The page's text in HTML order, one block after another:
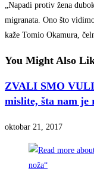
„Napadi protiv žena
migranata. Ono što
kaže Tomio Okamura,
You Might Also
ZVALI SMO
mislite, šta nam je
oktobar 21, 2017